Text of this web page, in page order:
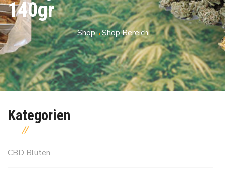
140gr
Shop Shop Bereich
Kategorien
CBD Blüten